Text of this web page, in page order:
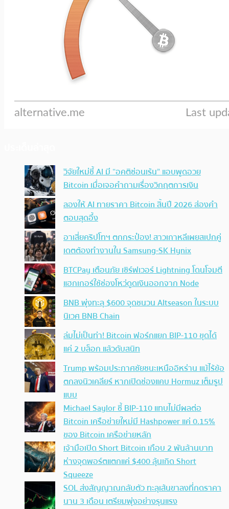
วิจัยใหม่ชี้ AI มี “อคติซ่อนเร้น” แอบพูดอวย
Bitcoin เมื่อเจอคำถามเรื่องวิกฤตการเงิน
ลองให้ AI ทายราคา Bitcoin สิ้นปี 2026 ส่องคำ
ตอบสุดอึ้ง
อาเสี่ยคริปโทฯ ตกกระป๋อง! สาวเกาหลีเผยสเปกคู่
เดตต้องทำงานใน Samsung-SK Hynix
BTCPay เตือนภัย เซิร์ฟเวอร์ Lightning โดนโจมตี
แฮกเกอร์ใช้ช่องโหว่ดูดเงินออกจาก Node
BNB พุ่งทะลุ $600 จุดชนวน Altseason ในระบบ
นิเวศ BNB Chain
ล่มไม่เป็นท่า! Bitcoin ฟอร์กแยก BIP-110 ขุดได้
แค่ 2 บล็อก แล้วดับสนิท
Trump พร้อมประกาศชัยชนะเหนืออิหร่าน แม้ไร้ข้อ
ตกลงนิวเคลียร์ หากเปิดช่องแคบ Hormuz เต็มรูป
แบบ
Michael Saylor ชี้ BIP-110 แทบไม่มีผลต่อ
Bitcoin เครือข่ายใหม่มี Hashpower แค่ 0.15%
ของ Bitcoin เครือข่ายหลัก
เจ้ามือเปิด Short Bitcoin เกือบ 2 พันล้านบาท
ห่างจุดพอร์ตแตกแค่ $400 ลุ้นเกิด Short
Squeeze
SOL ส่งสัญญาณกลับตัว ทะลุเส้นขาลงที่กดราคา
นาน 3 เดือน เตรียมพุ่งอย่างรุนแรง